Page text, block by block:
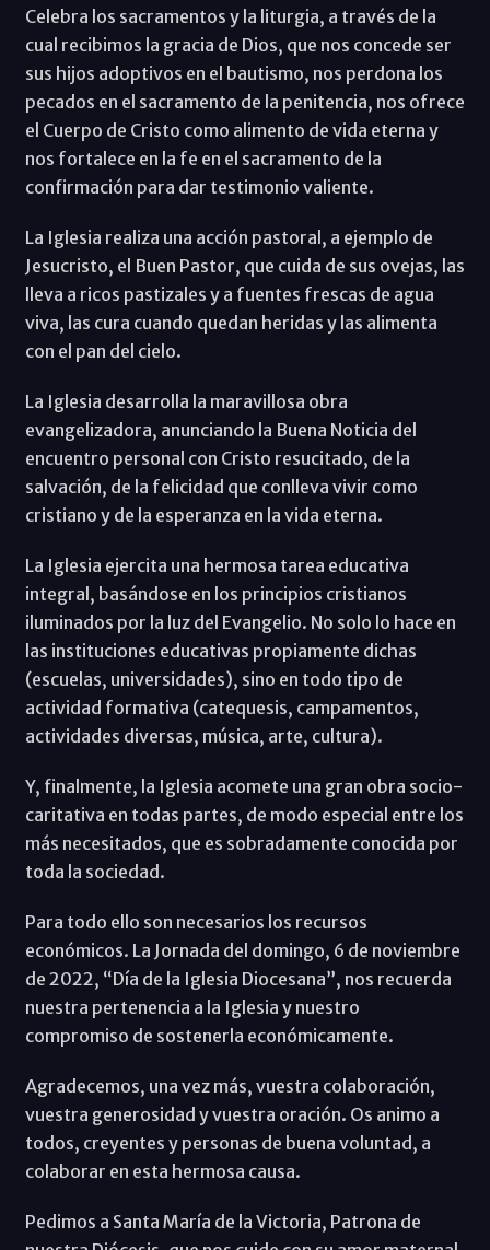
Celebra los sacramentos y la liturgia, a través de la
cual recibimos la gracia de Dios, que nos concede ser
sus hijos adoptivos en el bautismo, nos perdona los
pecados en el sacramento de la penitencia, nos ofrece
el Cuerpo de Cristo como alimento de vida eterna y
nos fortalece en la fe en el sacramento de la
confirmación para dar testimonio valiente.
La Iglesia realiza una acción pastoral, a ejemplo de
Jesucristo, el Buen Pastor, que cuida de sus ovejas, las
lleva a ricos pastizales y a fuentes frescas de agua
viva, las cura cuando quedan heridas y las alimenta
con el pan del cielo.
La Iglesia desarrolla la maravillosa obra
evangelizadora, anunciando la Buena Noticia del
encuentro personal con Cristo resucitado, de la
salvación, de la felicidad que conlleva vivir como
cristiano y de la esperanza en la vida eterna.
La Iglesia ejercita una hermosa tarea educativa
integral, basándose en los principios cristianos
iluminados por la luz del Evangelio. No solo lo hace en
las instituciones educativas propiamente dichas
(escuelas, universidades), sino en todo tipo de
actividad formativa (catequesis, campamentos,
actividades diversas, música, arte, cultura).
Y, finalmente, la Iglesia acomete una gran obra socio-
caritativa en todas partes, de modo especial entre los
más necesitados, que es sobradamente conocida por
toda la sociedad.
Para todo ello son necesarios los recursos
económicos. La Jornada del domingo, 6 de noviembre
de 2022, “Día de la Iglesia Diocesana”, nos recuerda
nuestra pertenencia a la Iglesia y nuestro
compromiso de sostenerla económicamente.
Agradecemos, una vez más, vuestra colaboración,
vuestra generosidad y vuestra oración. Os animo a
todos, creyentes y personas de buena voluntad, a
colaborar en esta hermosa causa.
Pedimos a Santa María de la Victoria, Patrona de